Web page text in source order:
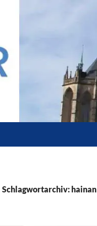
Schlagwortarchiv: hainan